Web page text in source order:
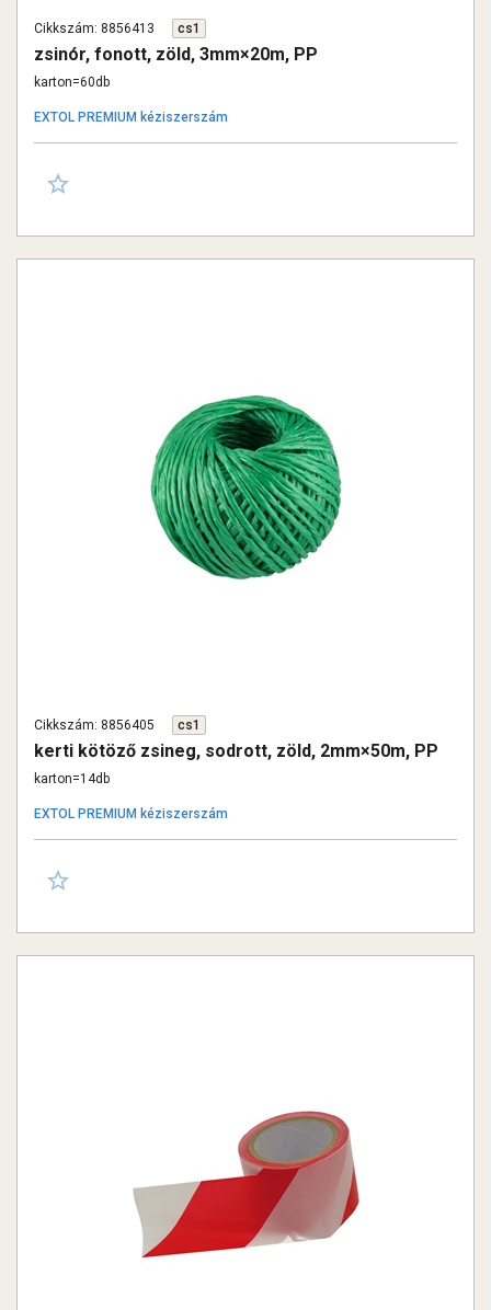
Cikkszám: 8856413 cs1
zsinór, fonott, zöld, 3mm×20m, PP
karton=60db
EXTOL PREMIUM kéziszerszám
Cikkszám: 8856405 cs1
kerti kötöző zsineg, sodrott, zöld, 2mm×50m, PP
karton=14db
EXTOL PREMIUM kéziszerszám